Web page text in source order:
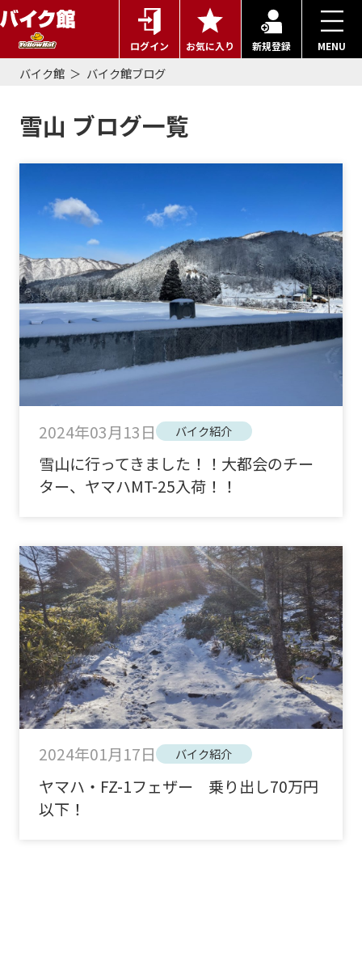
ログイン お気に入り 新規登録 MENU
バイク館 バイク館ブログ
雪山 ブログ一覧
2024年03月13日 バイク紹介
雪山に行ってきました！！大都会のチー
ター、ヤマハMT-25入荷！！
2024年01月17日 バイク紹介
ヤマハ・FZ-1フェザー 乗り出し70万円
以下！